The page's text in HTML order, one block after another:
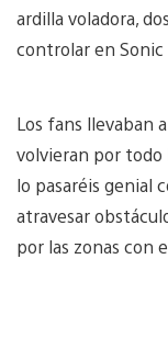
ardilla voladora,
controlar en Sonic
Los fans llevaban
volvieran por todo
lo pasaréis genial
atravesar
por las zonas con